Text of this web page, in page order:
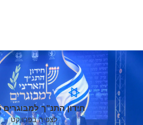
חידון התנ"ך למבוגרים 2025
לצפיה בפרויקט